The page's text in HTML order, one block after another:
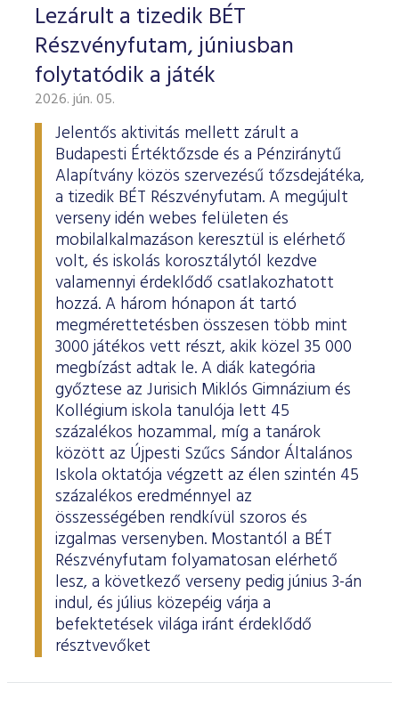
Lezárult a tizedik BÉT
Részvényfutam, júniusban
folytatódik a játék
2026. jún. 05.
Jelentős aktivitás mellett zárult a
Budapesti Értéktőzsde és a Pénziránytű
Alapítvány közös szervezésű tőzsdejátéka,
a tizedik BÉT Részvényfutam. A megújult
verseny idén webes felületen és
mobilalkalmazáson keresztül is elérhető
volt, és iskolás korosztálytól kezdve
valamennyi érdeklődő csatlakozhatott
hozzá. A három hónapon át tartó
megmérettetésben összesen több mint
3000 játékos vett részt, akik közel 35 000
megbízást adtak le. A diák kategória
győztese az Jurisich Miklós Gimnázium és
Kollégium iskola tanulója lett 45
százalékos hozammal, míg a tanárok
között az Újpesti Szűcs Sándor Általános
Iskola oktatója végzett az élen szintén 45
százalékos eredménnyel az
összességében rendkívül szoros és
izgalmas versenyben. Mostantól a BÉT
Részvényfutam folyamatosan elérhető
lesz, a következő verseny pedig június 3-án
indul, és július közepéig várja a
befektetések világa iránt érdeklődő
résztvevőket